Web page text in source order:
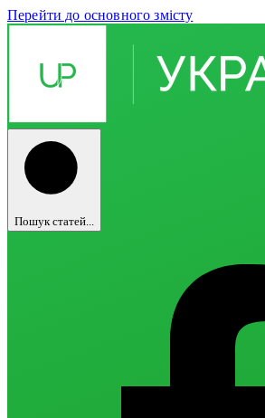
Перейти до основного змісту
Пошук статей...